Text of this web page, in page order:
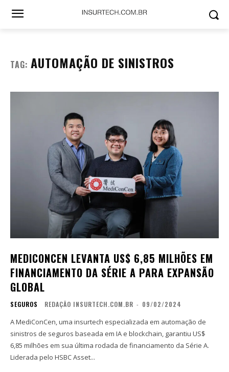
TAG: AUTOMAÇÃO DE SINISTROS
MEDICONCEN LEVANTA US$ 6,85 MILHÕES EM
FINANCIAMENTO DA SÉRIE A PARA EXPANSÃO
GLOBAL
SEGUROS REDAÇÃO INSURTECH.COM.BR - 09/02/2024
A MediConCen, uma insurtech especializada em automação de
sinistros de seguros baseada em IA e blockchain, garantiu US$
6,85 milhões em sua última rodada de financiamento da Série A.
Liderada pelo HSBC Asset...